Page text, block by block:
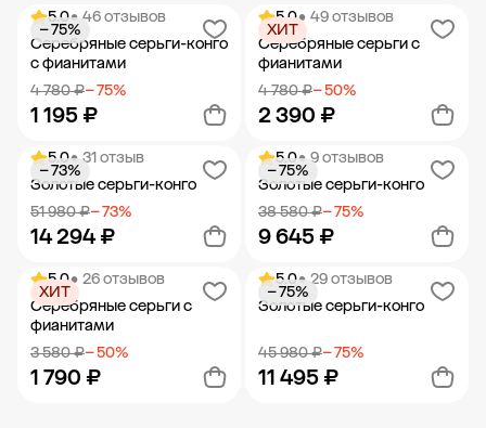
Добавить в корзину Добавить в корзину
5.0• 46 отзывов
Серебряные серьги-конго
с фианитами
4 780 ₽− 75%
1 195 ₽
− 75%
Добавить в корзину
5.0• 49 отзывов
Серебряные серьги с
фианитами
4 780 ₽− 50%
2 390 ₽
ХИТ
Добавить в корзину
5.0• 31 отзыв
Золотые серьги-конго
51 980 ₽− 73%
14 294 ₽
− 73%
Добавить в корзину
5.0• 9 отзывов
Золотые серьги-конго
38 580 ₽− 75%
9 645 ₽
− 75%
Добавить в корзину
5.0• 26 отзывов
Серебряные серьги с
фианитами
3 580 ₽− 50%
1 790 ₽
ХИТ
5.0• 29 отзывов
Золотые серьги-конго
45 980 ₽− 75%
11 495 ₽
− 75%